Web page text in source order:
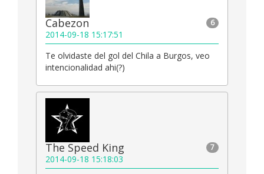
6
Cabezon
2014-09-18 15:17:51
Te olvidaste del gol del Chila a Burgos, veo
intencionalidad ahi(?)
7
The Speed King
2014-09-18 15:18:03